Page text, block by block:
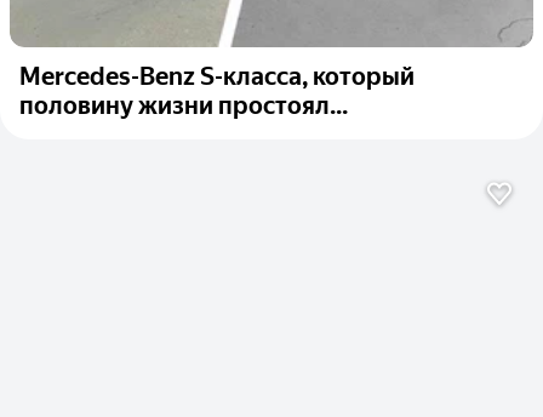
Mercedes-Benz S-класса, который
половину жизни простоял...